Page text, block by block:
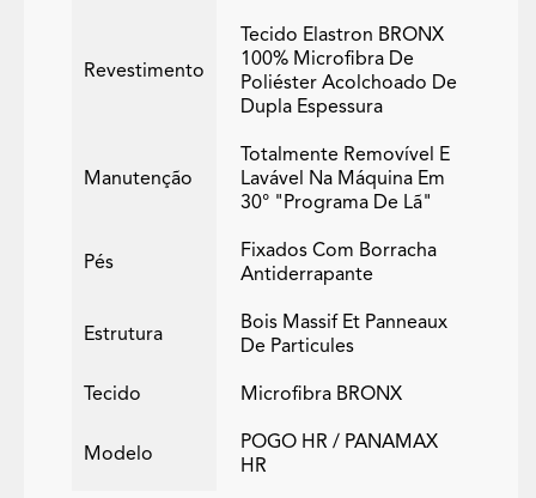
Revestimento
Tecido Elastron BRONX
100% Microfibra De
Poliéster Acolchoado De
Dupla Espessura
Manutenção
Totalmente Removível E
Lavável Na Máquina Em
30° "programa De Lã"
Pés
Fixados Com Borracha
Antiderrapante
Estrutura
Bois Massif Et Panneaux
De Particules
Tecido Microfibra BRONX
Modelo
POGO HR / PANAMAX
HR